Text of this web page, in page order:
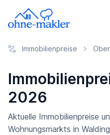
Immobilienpreise
2026
Aktuelle Immobilienpreise
Wohnungsmarkts in Walding